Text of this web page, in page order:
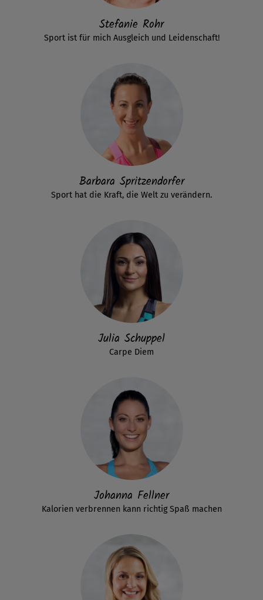
Stefanie Rohr
Sport ist für mich Ausgleich und Leidenschaft!
Barbara Spritzendorfer
Sport hat die Kraft, die Welt zu verändern.
Julia Schuppel
Carpe Diem
Johanna Fellner
Kalorien verbrennen kann richtig Spaß machen